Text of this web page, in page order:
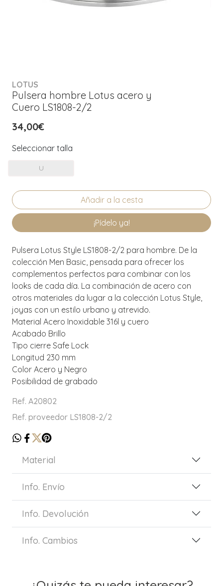
LOTUS
Pulsera hombre Lotus acero y
Cuero LS1808-2/2
34,00€
Seleccionar talla
U
¡Pídelo ya!
Pulsera Lotus Style LS1808-2/2 para hombre. De la
colección Men Basic, pensada para ofrecer los
complementos perfectos para combinar con los
looks de cada día. La combinación de acero con
otros materiales da lugar a la colección Lotus Style,
joyas con un estilo urbano y atrevido.
Material Acero Inoxidable 316l y cuero
Acabado Brillo
Tipo cierre Safe Lock
Longitud 230 mm
Color Acero y Negro
Posibilidad de grabado
Ref. A20802
Ref. proveedor LS1808-2/2
Material
Info. Envío
Info. Devolución
Info. Cambios